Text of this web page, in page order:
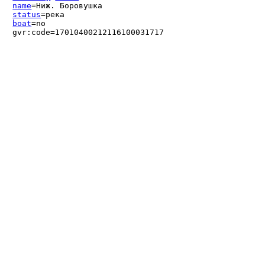
name=Ниж. Боровушка
status=река
boat=no
gvr:code=17010400212116100031717